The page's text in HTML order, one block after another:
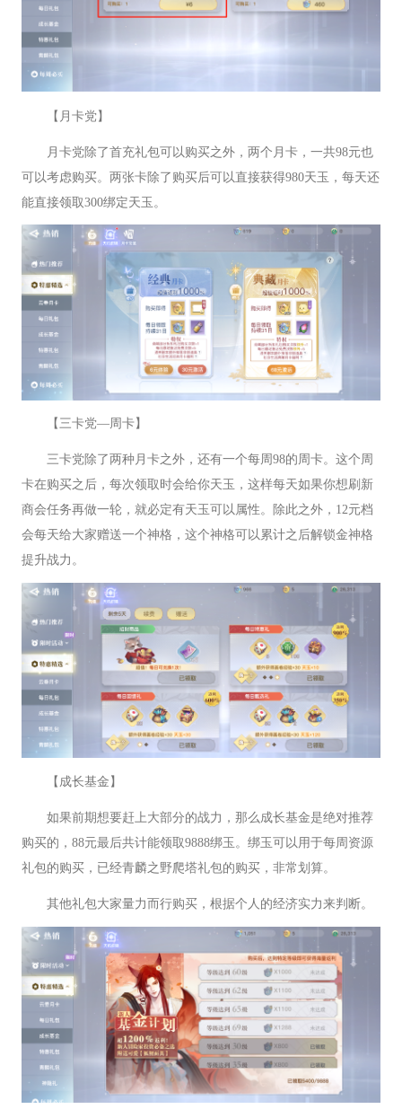
【月卡党】
月卡党除了首充礼包可以购买之外，两个月卡，一共98元也
可以考虑购买。两张卡除了购买后可以直接获得980天玉，每天还
能直接领取300绑定天玉。
【三卡党—周卡】
三卡党除了两种月卡之外，还有一个每周98的周卡。这个周
卡在购买之后，每次领取时会给你天玉，这样每天如果你想刷新
商会任务再做一轮，就必定有天玉可以属性。除此之外，12元档
会每天给大家赠送一个神格，这个神格可以累计之后解锁金神格
提升战力。
【成长基金】
如果前期想要赶上大部分的战力，那么成长基金是绝对推荐
购买的，88元最后共计能领取9888绑玉。绑玉可以用于每周资源
礼包的购买，已经青麟之野爬塔礼包的购买，非常划算。
其他礼包大家量力而行购买，根据个人的经济实力来判断。